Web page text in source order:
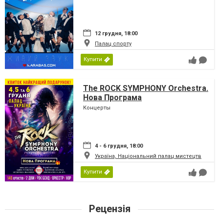
12 грудня, 18:00
Палац спорту
Купити
The ROCK SYMPHONY Orchestra.
Нова Програма
Концерты
4 - 6 грудня, 18:00
Україна, Національний палац мистецтв
Купити
Рецензія